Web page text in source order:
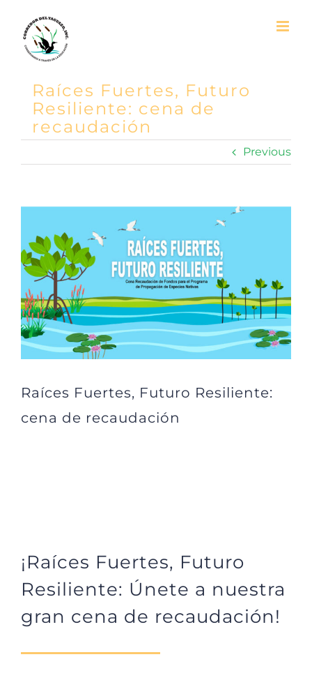
content
Raíces Fuertes, Futuro
Resiliente: cena de
recaudación
Previous
Larger
Image
Raíces Fuertes, Futuro Resiliente:
cena de recaudación
¡Raíces Fuertes, Futuro
Resiliente: Únete a nuestra
gran cena de recaudación!